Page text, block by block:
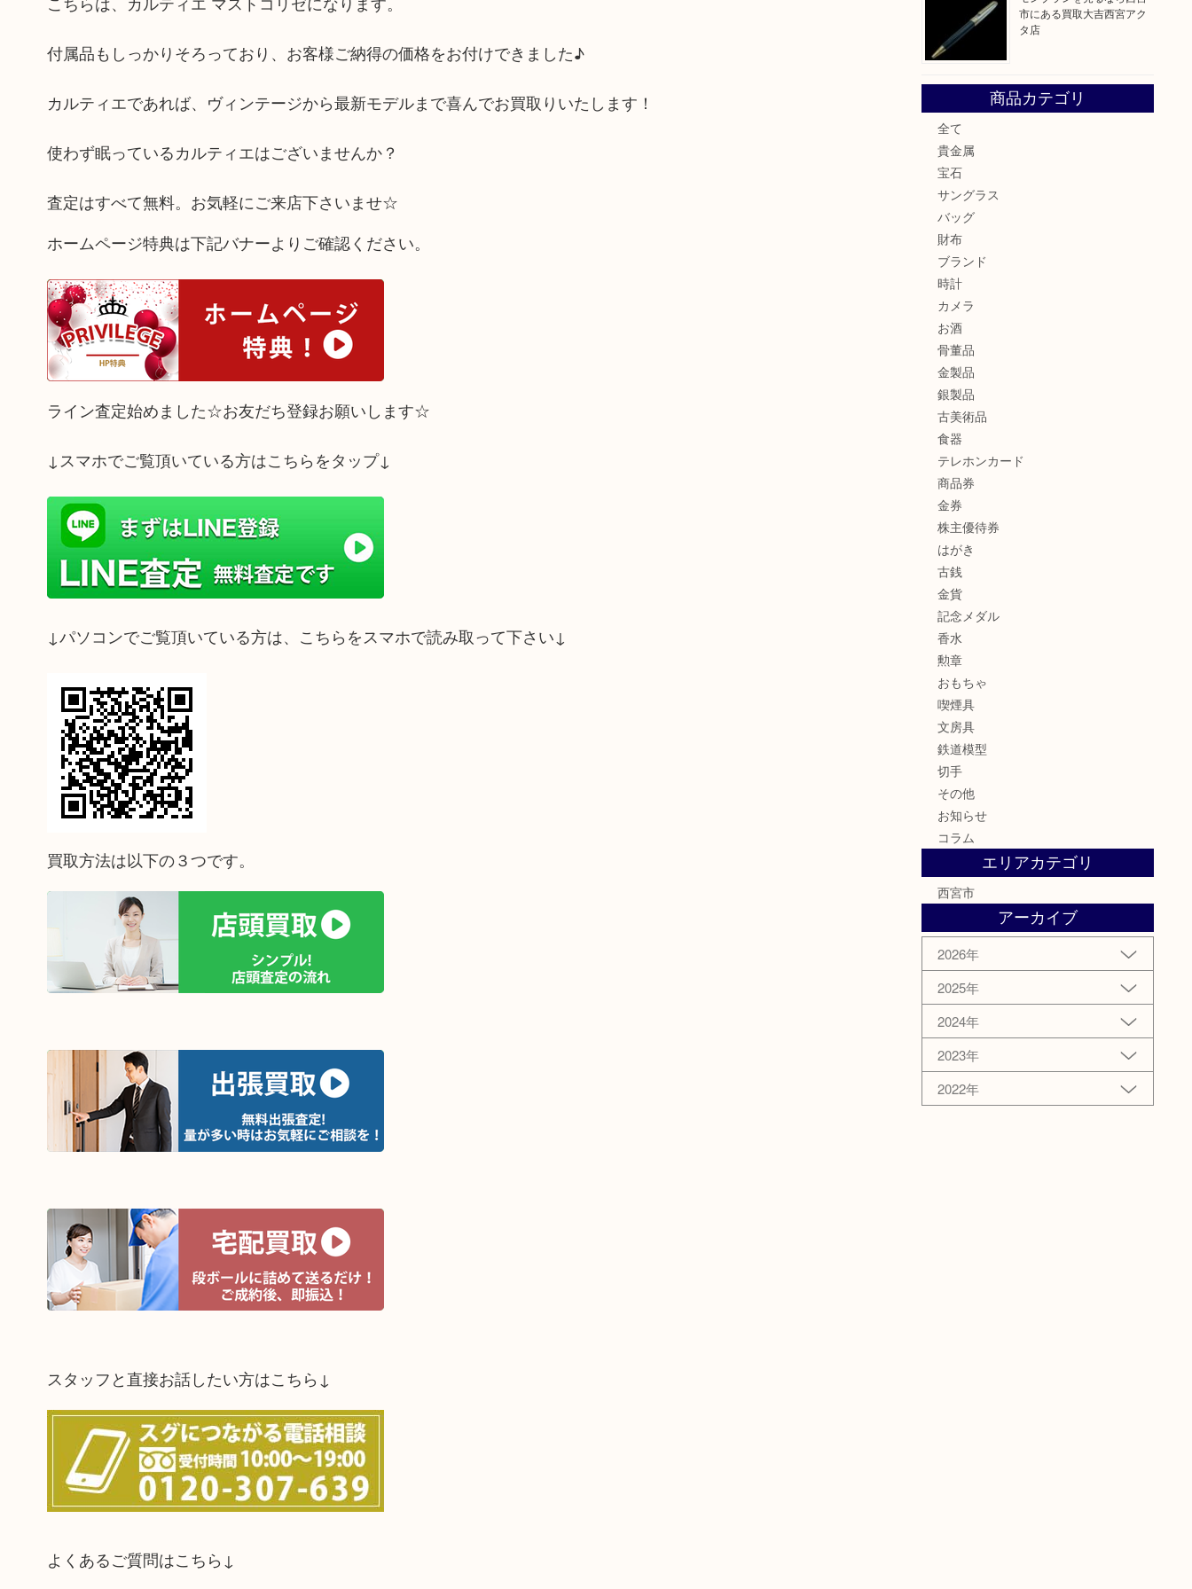
付属品もしっかりそろっており、お客様ご納得の価格をお付けできました♪
カルティエであれば、ヴィンテージから最新モデルまで喜んでお買取りいたします！
使わず眠っているカルティエはございませんか？
査定はすべて無料。お気軽にご来店下さいませ☆
ホームページ特典は下記バナーよりご確認ください。
ライン査定始めました☆お友だち登録お願いします☆
↓スマホでご覧頂いている方はこちらをタップ↓
↓パソコンでご覧頂いている方は、こちらをスマホで読み取って下さい↓
買取方法は以下の３つです。
スタッフと直接お話したい方はこちら↓
よくあるご質問はこちら↓
市にある買取大吉西宮アク
タ店
商品カテゴリ
全て
貴金属
宝石
サングラス
バッグ
財布
ブランド
時計
カメラ
お酒
骨董品
金製品
銀製品
古美術品
食器
テレホンカード
商品券
金券
株主優待券
はがき
古銭
金貨
記念メダル
香水
勲章
おもちゃ
喫煙具
文房具
鉄道模型
切手
その他
お知らせ
コラム
エリアカテゴリ
西宮市
アーカイブ
2026年
2025年
2024年
2023年
2022年